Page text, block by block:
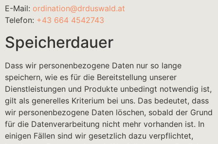
E-Mail: ordination@drduswald.at
Telefon: +43 664 4542743
Speicherdauer
Dass wir personenbezogene Daten nur so lange
speichern, wie es für die Bereitstellung unserer
Dienstleistungen und Produkte unbedingt notwendig ist,
gilt als generelles Kriterium bei uns. Das bedeutet, dass
wir personenbezogene Daten löschen, sobald der Grund
für die Datenverarbeitung nicht mehr vorhanden ist. In
einigen Fällen sind wir gesetzlich dazu verpflichtet,